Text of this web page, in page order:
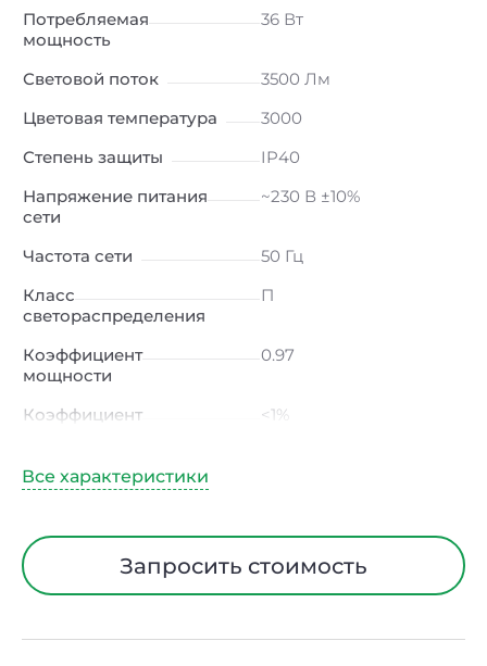
Потребляемая
мощность
36 Вт
Световой поток
3500 Лм
Цветовая температура
3000
Степень защиты
IP40
Напряжение питания
сети
~230 В ±10%
Частота сети
50 Гц
Класс
светораспределения
П
Коэффициент
мощности
0.97
Коэффициент
<1%
Индекс цветопередачи
Тип кривой силы света
Д (косинусная)
Угол рассеивания
120ᵒ
Запросить стоимость